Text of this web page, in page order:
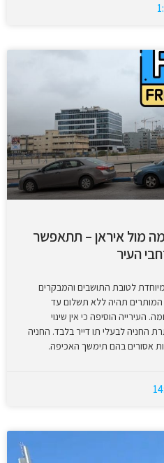
מול איראן – תתאפשר
העיר
לטובת התושבים והמבקרים
המותרים תהיה ללא תשלום עד
הוסיפה כי אין שינוי
החניה לבעלי תו דייר בלבד. החניה
אסורים בהם תימשך האכיפה.